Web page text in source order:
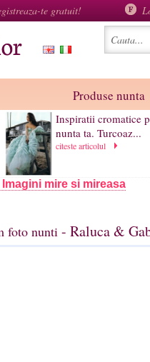
te gratuit!
Produse nunta
Inspiratii cromatice
nunta ta. Turcoaz...
citeste articolul
mire si mireasa
foto nunti - Raluca &